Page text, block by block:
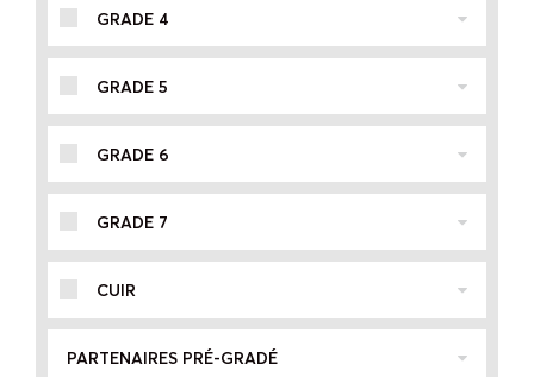
GRADE 4
GRADE 5
GRADE 6
GRADE 7
CUIR
PARTENAIRES PRÉ-GRADÉ